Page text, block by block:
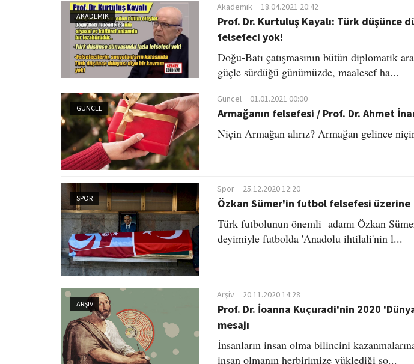
AKADEMIK
Akademik 18.04.2021 20:42
Prof. Dr. Kurtuluş Kayalı: Türk düşünce
felsefeci yok!
Doğu-Batı çatışmasının bütün diplomatik
güçle sürdüğü günümüzde, maalesef ha...
GÜNCEL
Güncel 01.01.2021 00:00
Armağanın felsefesi / Prof. Dr. Ahmet
Niçin Armağan alırız? Armağan gelince
SPOR
Spor 25.12.2020 12:20
Özkan Sümer'in futbol felsefesi üzerine
Türk futbolunun önemli adamı Özkan
deyimiyle futbolda 'Anadolu ihtilali'nin l...
ARŞIV
Arşiv 20.11.2020 14:28
Prof. Dr. İoanna Kuçuradi'nin 2020
mesajı
İnsanların insan olma bilincini
insan olmanın herbirimize yüklediği so...